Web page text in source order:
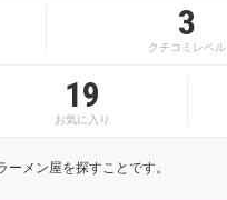
3
クチコミレベル
19
お気に入り
メン屋を探すことです。